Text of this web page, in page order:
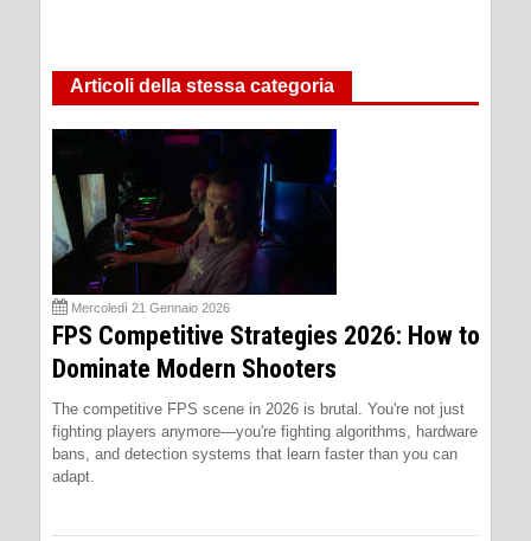
Articoli della stessa categoria
Mercoledì 21 Gennaio 2026
FPS Competitive Strategies 2026: How to
Dominate Modern Shooters
The competitive FPS scene in 2026 is brutal. You're not just
fighting players anymore—you're fighting algorithms, hardware
bans, and detection systems that learn faster than you can
adapt.